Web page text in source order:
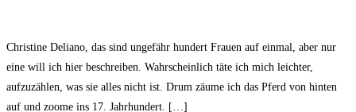
Christine Deliano, das sind ungefähr hundert Frauen auf einmal, aber nur
eine will ich hier beschreiben. Wahrscheinlich täte ich mich leichter,
aufzuzählen, was sie alles nicht ist. Drum zäume ich das Pferd von hinten
auf und zoome ins 17. Jahrhundert. […]